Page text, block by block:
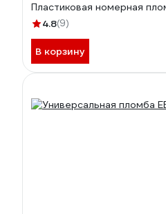
Пластиковая номерная
4.8(9)
В корзину